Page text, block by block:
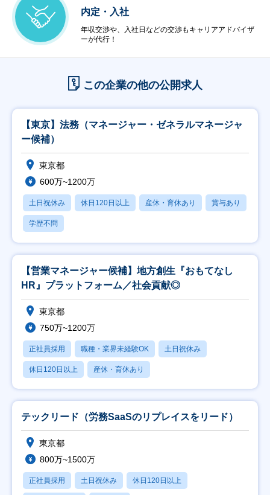
内定・入社
年収交渉や、入社日などの交渉もキャリアアドバイザ
ーが代行！
この企業の他の公開求人
【東京】法務（マネージャー・ゼネラルマネージャ
ー候補）
東京都
600万~1200万
土日祝休み 休日120日以上 産休・育休あり 賞与あり
学歴不問
【営業マネージャー候補】地方創生『おもてなし
HR』プラットフォーム／社会貢献◎
東京都
750万~1200万
正社員採用 職種・業界未経験OK 土日祝休み
休日120日以上 産休・育休あり
テックリード（労務SaaSのリプレイスをリード）
東京都
800万~1500万
正社員採用 土日祝休み 休日120日以上